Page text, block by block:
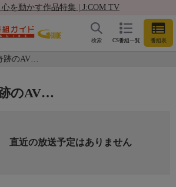
心を動かす作品特集 | J:COM TV
CS番組一覧 番組表
検索
跡のAV…
のAV…
直近の放送予定はありません